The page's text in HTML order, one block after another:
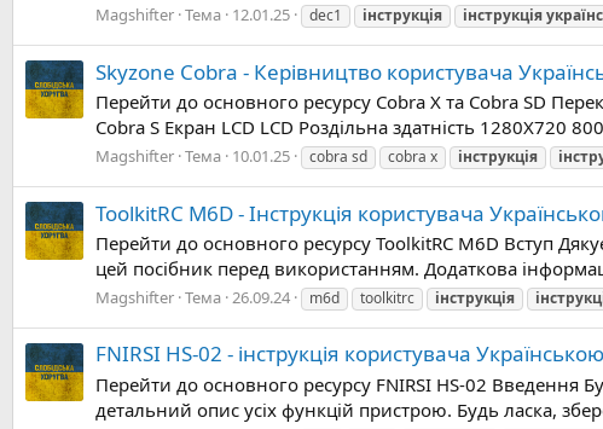
Magshifter Тема 12.01.25 dec1 інструкція інструкція
Skyzone Cobra - Керівництво користувача
Перейти до основного ресурсу Cobra X та Cobra SD
Cobra S Екран LCD LCD Роздільна здатність 1280X720
Magshifter Тема 10.01.25 cobra sd cobra x інструкція
ToolkitRC M6D - Інструкція користувача
Перейти до основного ресурсу ToolkitRC M6D Вступ
цей посібник перед використанням. Додаткова
Magshifter Тема 26.09.24 m6d toolkitrc інструкція
FNIRSI HS-02 - інструкція користувача Українською
Перейти до основного ресурсу FNIRSI HS-02 Введення
детальний опис усіх функцій пристрою. Будь ласка,